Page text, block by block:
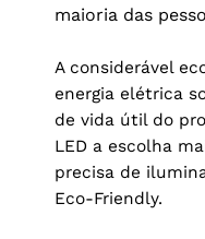
maioria das
A considerável
energia elétrica
de vida útil do
LED a escolha
precisa de
Eco-Friendly.